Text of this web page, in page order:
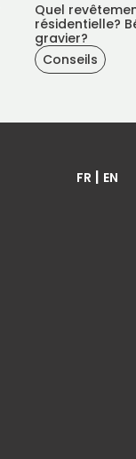
Quel
résidentielle?
gravier?
Conseils
FR | EN